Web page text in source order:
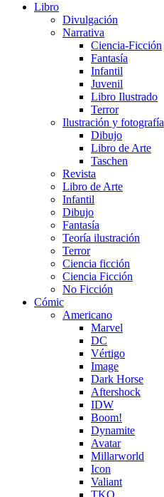
Libro
Divulgación
Narrativa
Ciencia-Ficción
Fantasía
Infantil
Juvenil
Libro Ilustrado
Terror
Ilustración y fotografía
Dibujo
Libro de Arte
Taschen
Revista
Libro de Arte
Infantil
Dibujo
Fantasía
Teoría ilustración
Terror
Ciencia ficción
Ciencia Ficción
No Ficción
Cómic
Americano
Marvel
DC
Vértigo
Image
Dark Horse
Aftershock
IDW
Boom!
Dynamite
Avatar
Millarworld
Icon
Valiant
TKO